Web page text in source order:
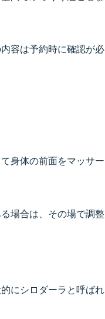
容は予約時に確認が必
身体の前面をマッサー
場合は、その場で調整
にシロダーラと呼ばれ